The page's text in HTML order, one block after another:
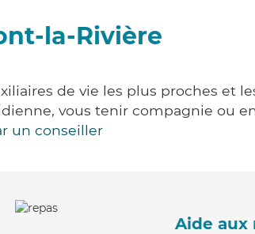
la-Rivière
de vie les plus proches et
vous tenir compagnie ou
un conseiller
Aide aux